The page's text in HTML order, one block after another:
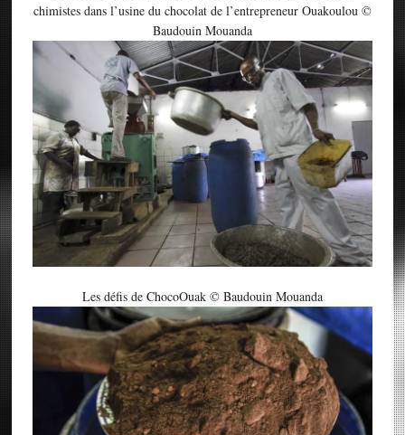
chimistes dans l’usine du chocolat de l’entrepreneur Ouakoulou ©
Baudouin Mouanda
Les défis de ChocoOuak © Baudouin Mouanda